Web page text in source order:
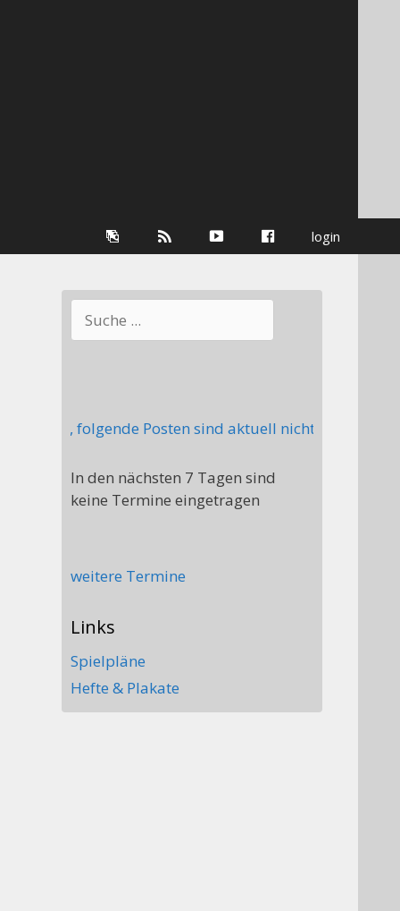
login
Facebook
youtube
Galerie
folgende Posten sind aktuell nicht besetzt: Stellv.
In den nächsten 7 Tagen sind
keine Termine eingetragen
weitere Termine
Links
Spielpläne
Hefte & Plakate